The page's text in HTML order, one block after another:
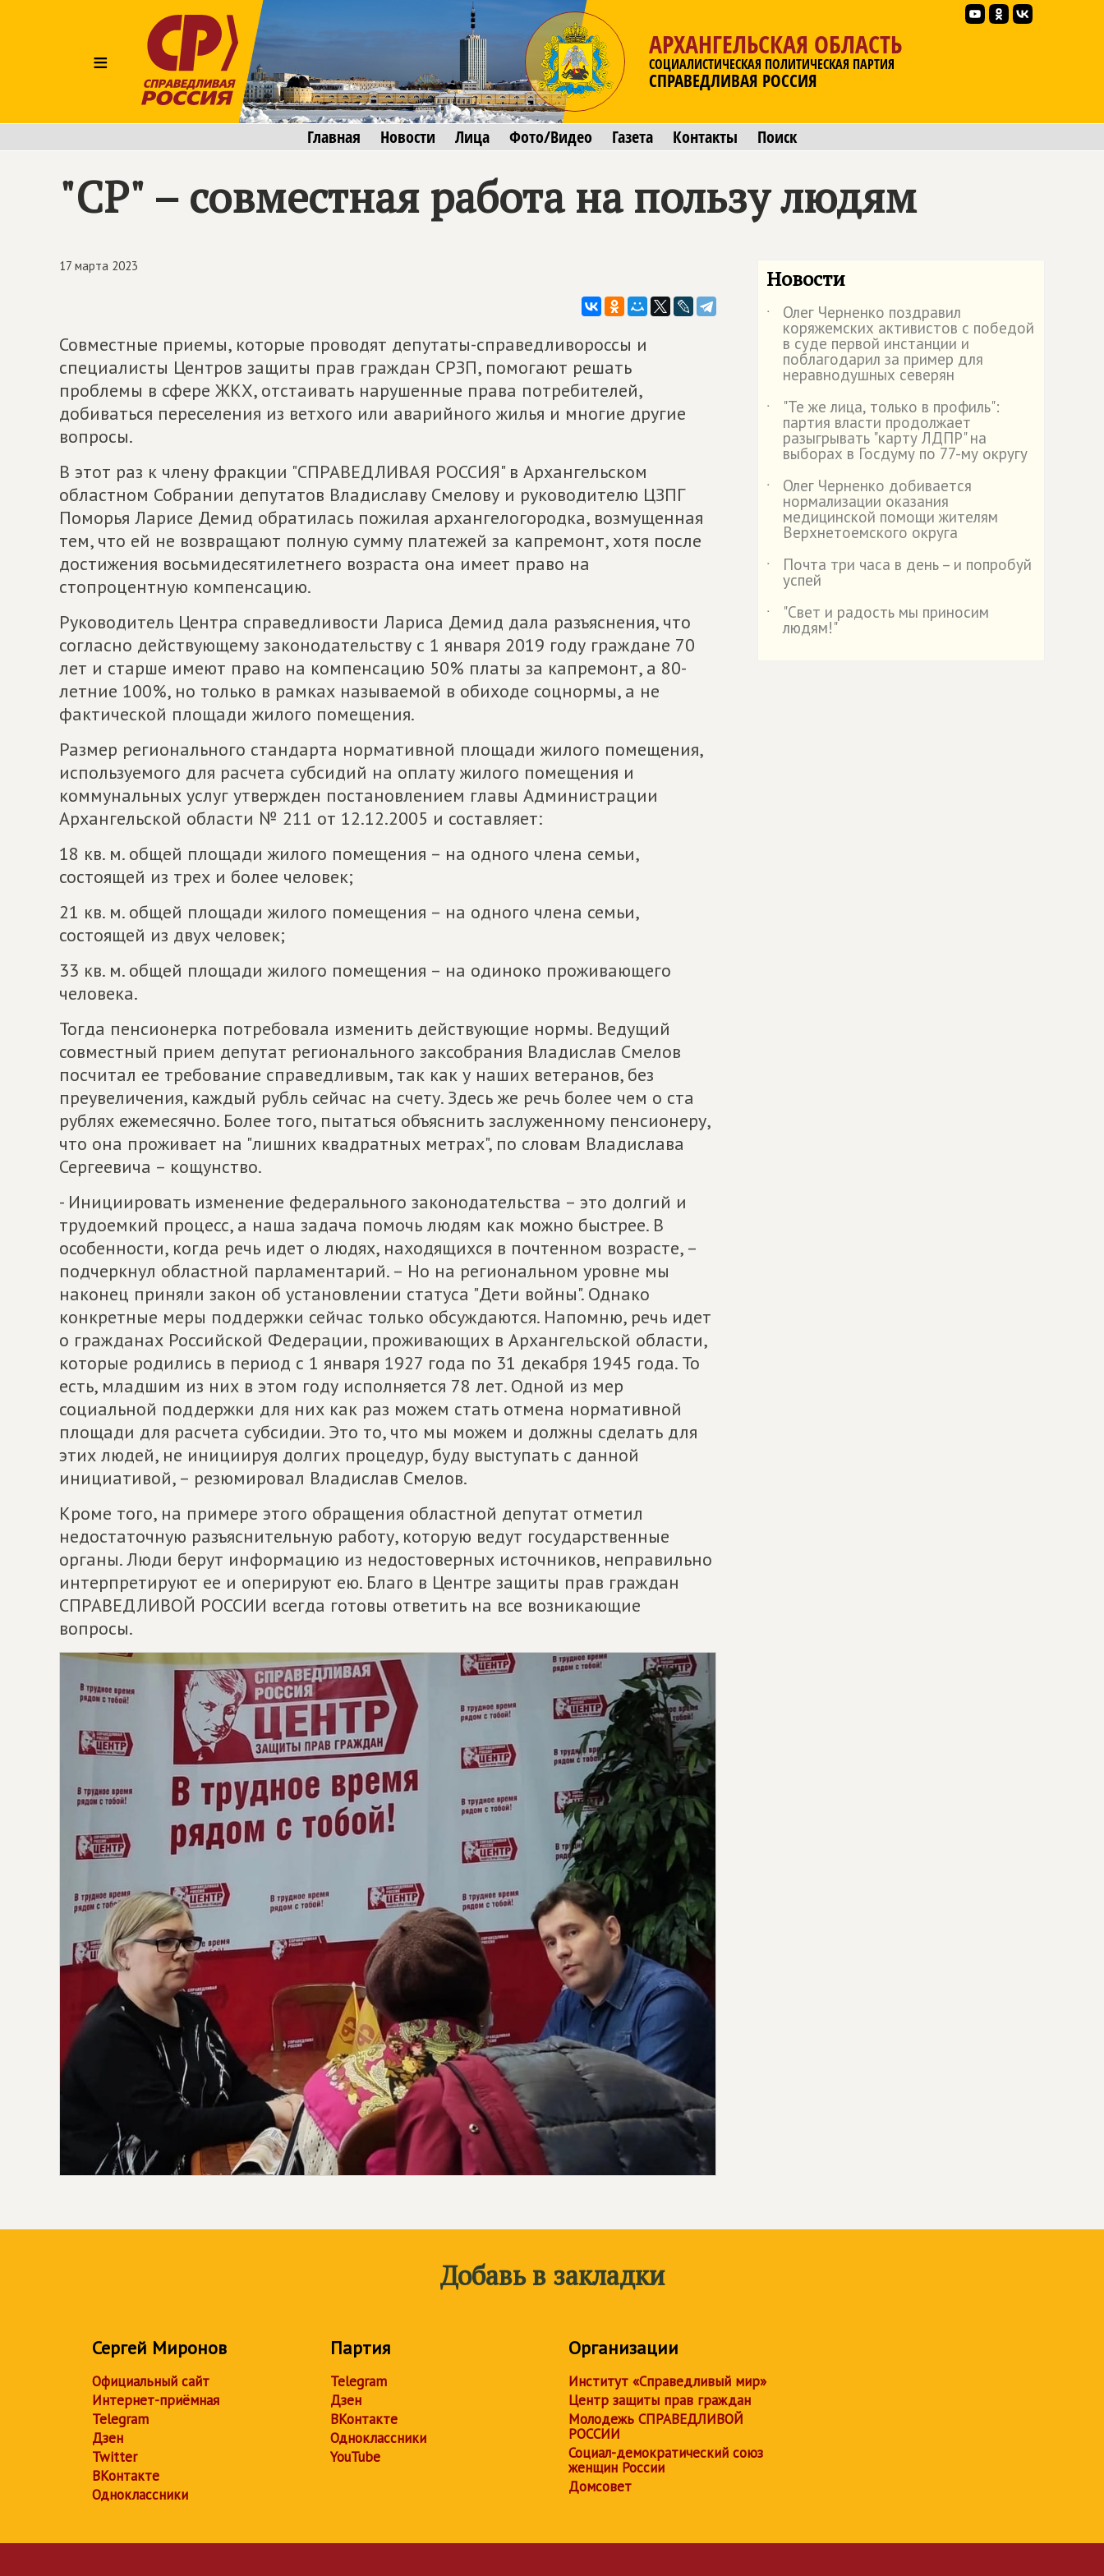
≡
АРХАНГЕЛЬСКАЯ ОБЛАСТЬ
СОЦИАЛИСТИЧЕСКАЯ ПОЛИТИЧЕСКАЯ ПАРТИЯ
СПРАВЕДЛИВАЯ РОССИЯ
Главная Новости Лица Фото/Видео Газета Контакты Поиск
"СР" – совместная работа на пользу людям
17 марта 2023
Совместные приемы, которые проводят депутаты-справедливороссы и
специалисты Центров защиты прав граждан СРЗП, помогают решать
проблемы в сфере ЖКХ, отстаивать нарушенные права потребителей,
добиваться переселения из ветхого или аварийного жилья и многие другие
вопросы.
В этот раз к члену фракции "СПРАВЕДЛИВАЯ РОССИЯ" в Архангельском
областном Собрании депутатов Владиславу Смелову и руководителю ЦЗПГ
Поморья Ларисе Демид обратилась пожилая архангелогородка, возмущенная
тем, что ей не возвращают полную сумму платежей за капремонт, хотя после
достижения восьмидесятилетнего возраста она имеет право на
стопроцентную компенсацию.
Руководитель Центра справедливости Лариса Демид дала разъяснения, что
согласно действующему законодательству с 1 января 2019 году граждане 70
лет и старше имеют право на компенсацию 50% платы за капремонт, а 80-
летние 100%, но только в рамках называемой в обиходе соцнормы, а не
фактической площади жилого помещения.
Размер регионального стандарта нормативной площади жилого помещения,
используемого для расчета субсидий на оплату жилого помещения и
коммунальных услуг утвержден постановлением главы Администрации
Архангельской области № 211 от 12.12.2005 и составляет:
18 кв. м. общей площади жилого помещения – на одного члена семьи,
состоящей из трех и более человек;
21 кв. м. общей площади жилого помещения – на одного члена семьи,
состоящей из двух человек;
33 кв. м. общей площади жилого помещения – на одиноко проживающего
человека.
Тогда пенсионерка потребовала изменить действующие нормы. Ведущий
совместный прием депутат регионального заксобрания Владислав Смелов
посчитал ее требование справедливым, так как у наших ветеранов, без
преувеличения, каждый рубль сейчас на счету. Здесь же речь более чем о ста
рублях ежемесячно. Более того, пытаться объяснить заслуженному пенсионеру,
что она проживает на "лишних квадратных метрах", по словам Владислава
Сергеевича – кощунство.
- Инициировать изменение федерального законодательства – это долгий и
трудоемкий процесс, а наша задача помочь людям как можно быстрее. В
особенности, когда речь идет о людях, находящихся в почтенном возрасте, –
подчеркнул областной парламентарий. – Но на региональном уровне мы
наконец приняли закон об установлении статуса "Дети войны". Однако
конкретные меры поддержки сейчас только обсуждаются. Напомню, речь идет
о гражданах Российской Федерации, проживающих в Архангельской области,
которые родились в период с 1 января 1927 года по 31 декабря 1945 года. То
есть, младшим из них в этом году исполняется 78 лет. Одной из мер
социальной поддержки для них как раз можем стать отмена нормативной
площади для расчета субсидии. Это то, что мы можем и должны сделать для
этих людей, не инициируя долгих процедур, буду выступать с данной
инициативой, – резюмировал Владислав Смелов.
Кроме того, на примере этого обращения областной депутат отметил
недостаточную разъяснительную работу, которую ведут государственные
органы. Люди берут информацию из недостоверных источников, неправильно
интерпретируют ее и оперируют ею. Благо в Центре защиты прав граждан
СПРАВЕДЛИВОЙ РОССИИ всегда готовы ответить на все возникающие
вопросы.
Новости
˙ Олег Черненко поздравил
коряжемских активистов с победой
в суде первой инстанции и
поблагодарил за пример для
неравнодушных северян
˙
"Те же лица, только в профиль":
партия власти продолжает
разыгрывать "карту ЛДПР" на
выборах в Госдуму по 77-му округу
˙
Олег Черненко добивается
нормализации оказания
медицинской помощи жителям
Верхнетоемского округа
˙
Почта три часа в день – и попробуй
успей
˙
"Свет и радость мы приносим
людям!"
Добавь в закладки
Сергей Миронов
Официальный сайт
Интернет-приёмная
Telegram
Дзен
Twitter
ВКонтакте
Одноклассники
Партия
Telegram
Дзен
ВКонтакте
Одноклассники
YouTube
Организации
Институт «Справедливый мир»
Центр защиты прав граждан
Молодежь СПРАВЕДЛИВОЙ
РОССИИ
Социал-демократический союз
женщин России
Домсовет